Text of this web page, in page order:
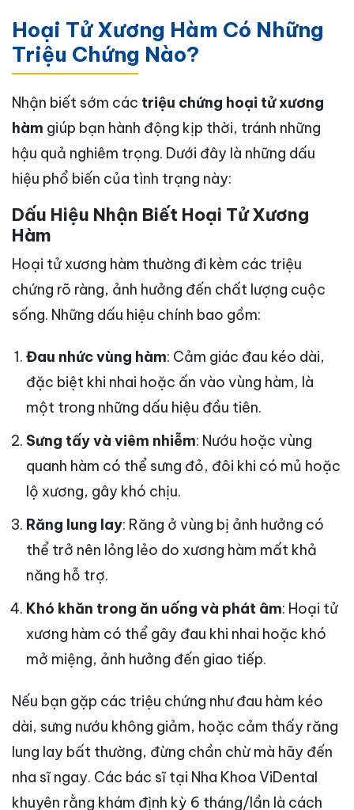
Hoại Tử Xương Hàm Có Những
Triệu Chứng Nào?
Nhận biết sớm các triệu chứng hoại tử xương
hàm giúp bạn hành động kịp thời, tránh những
hậu quả nghiêm trọng. Dưới đây là những dấu
hiệu phổ biến của tình trạng này:
Dấu Hiệu Nhận Biết Hoại Tử Xương
Hàm
Hoại tử xương hàm thường đi kèm các triệu
chứng rõ ràng, ảnh hưởng đến chất lượng cuộc
sống. Những dấu hiệu chính bao gồm:
Đau nhức vùng hàm: Cảm giác đau kéo dài,
đặc biệt khi nhai hoặc ấn vào vùng hàm, là
một trong những dấu hiệu đầu tiên.
Sưng tấy và viêm nhiễm: Nướu hoặc vùng
quanh hàm có thể sưng đỏ, đôi khi có mủ hoặc
lộ xương, gây khó chịu.
Răng lung lay: Răng ở vùng bị ảnh hưởng có
thể trở nên lỏng lẻo do xương hàm mất khả
năng hỗ trợ.
Khó khăn trong ăn uống và phát âm: Hoại tử
xương hàm có thể gây đau khi nhai hoặc khó
mở miệng, ảnh hưởng đến giao tiếp.
Nếu bạn gặp các triệu chứng như đau hàm kéo
dài, sưng nướu không giảm, hoặc cảm thấy răng
lung lay bất thường, đừng chần chừ mà hãy đến
nha sĩ ngay. Các bác sĩ tại Nha Khoa ViDental
khuyên rằng khám định kỳ 6 tháng/lần là cách